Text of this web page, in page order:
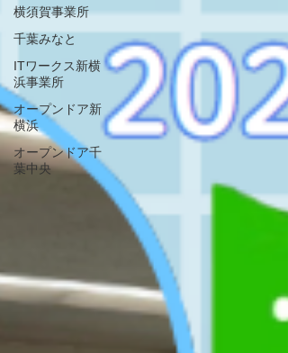
横須賀事業所
千葉みなと
ITワークス新横
浜事業所
オープンドア新
横浜
オープンドア千
葉中央